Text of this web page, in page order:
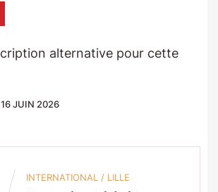
16 JUIN 2026
INTERNATIONAL / LILLE